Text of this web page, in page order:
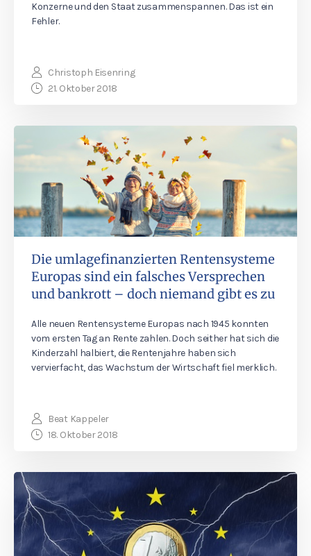
Konzerne und den Staat zusammenspannen. Das ist ein
Fehler.
Christoph Eisenring
21. Oktober 2018
Die umlagefinanzierten Rentensysteme
Europas sind ein falsches Versprechen
und bankrott – doch niemand gibt es zu
Alle neuen Rentensysteme Europas nach 1945 konnten
vom ersten Tag an Rente zahlen. Doch seither hat sich die
Kinderzahl halbiert, die Rentenjahre haben sich
vervierfacht, das Wachstum der Wirtschaft fiel merklich.
Beat Kappeler
18. Oktober 2018